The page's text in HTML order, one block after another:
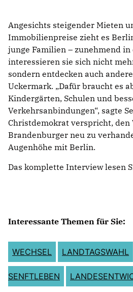
Angesichts steigender Mieten
Immobilienpreise zieht es
junge Familien – zunehmend in
interessieren sie sich nicht
sondern entdecken auch
Uckermark. „Dafür braucht es
Kindergärten, Schulen und
Verkehrsanbindungen“, sagte
Christdemokrat verspricht, den
Brandenburger neu zu
Augenhöhe mit Berlin.
Das komplette Interview lesen
Interessante Themen für Sie:
WECHSEL LANDTAGSWAHL
SENFTLEBEN